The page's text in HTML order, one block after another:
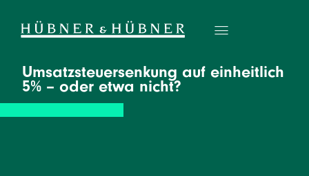
Umsatzsteuersenkung auf einheitlich
5% – oder etwa nicht?